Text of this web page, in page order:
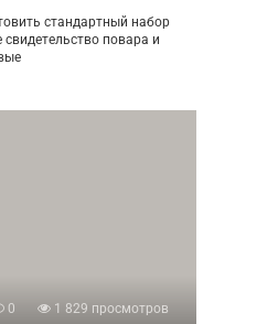
стандартный набор
повара и
0 1 829 просмотров